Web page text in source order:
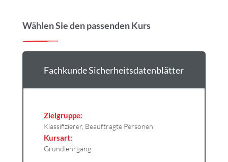
Wählen Sie den passenden Kurs
Fachkunde Sicherheitsdatenblätter
Zielgruppe:
Klassifizierer, Beauftragte Personen
Kursart:
Grundlehrgang